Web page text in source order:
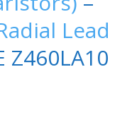
Lead
Z460LA10